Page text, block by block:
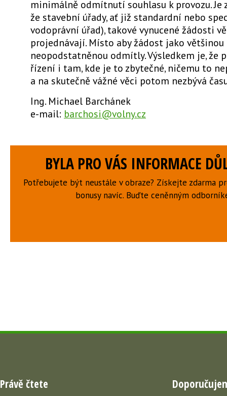
minimálně odmítnutí souhlasu k provozu. Je
že stavební úřady, ať již standardní nebo
vodoprávní úřad), takové vynucené žádosti
projednávají. Místo aby žádost jako většinou
neopodstatněnou odmítly. Výsledkem je, že
řízení i tam, kde je to zbytečné, ničemu to
a na skutečně vážné věci potom nezbývá
Ing. Michael Barchánek
e-mail: barchosi@volny.cz
BYLA PRO VÁS INFORMACE
Potřebujete být neustále v obraze? Získejte zdarma
bonusy navíc. Buďte ceněnným
Právě čtete